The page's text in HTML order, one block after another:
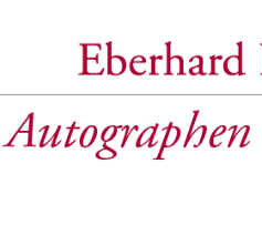
Navigation